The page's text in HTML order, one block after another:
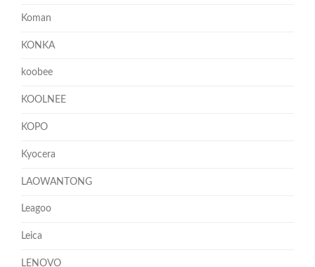
Koman
KONKA
koobee
KOOLNEE
KOPO
Kyocera
LAOWANTONG
Leagoo
Leica
LENOVO